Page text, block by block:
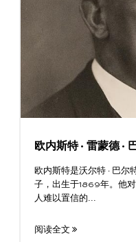
欧内斯特·雷蒙德·
欧内斯特是沃尔特·巴
子，出生于1869年。他
人难以置信的...
阅读全文